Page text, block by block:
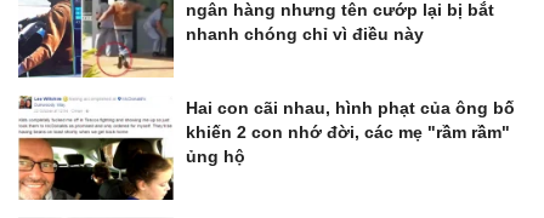
ngân hàng nhưng tên cướp lại bị bắt
nhanh chóng chỉ vì điều này
Hai con cãi nhau, hình phạt của ông bố
khiến 2 con nhớ đời, các mẹ "rầm rầm"
ủng hộ